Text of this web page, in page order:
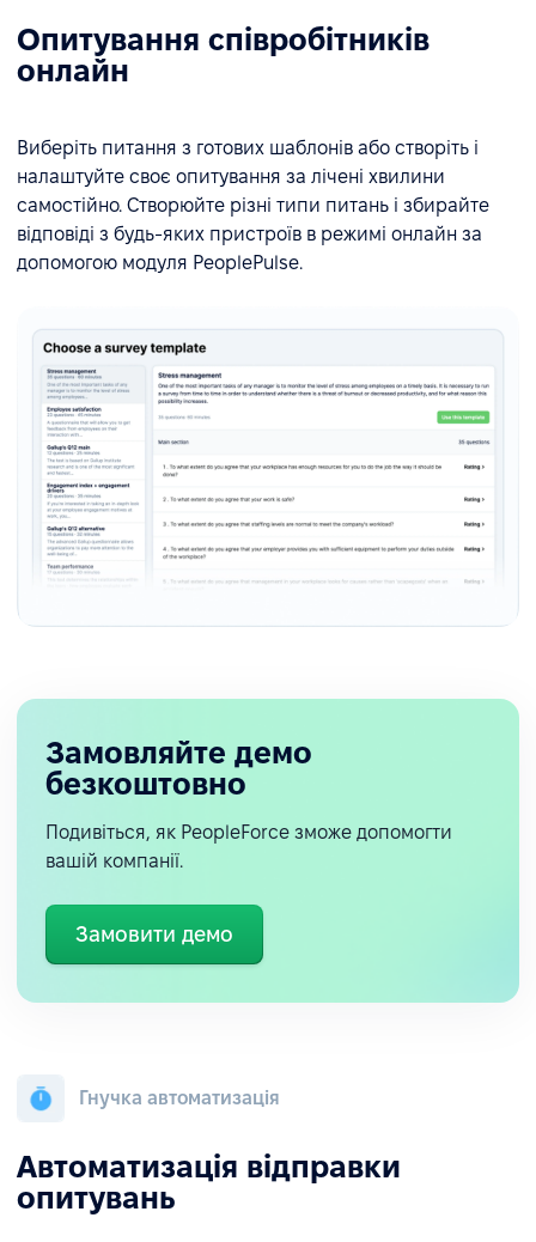
Опитування співробітників
онлайн
Виберіть питання з готових шаблонів або створіть і
налаштуйте своє опитування за лічені хвилини
самостійно. Створюйте різні типи питань і збирайте
відповіді з будь-яких пристроїв в режимі онлайн за
допомогою модуля PeoplePulse.
Замовляйте демо
безкоштовно
Подивіться, як PeopleForce зможе допомогти
вашій компанії.
Замовити демо
Гнучка автоматизація
Автоматизація відправки
опитувань